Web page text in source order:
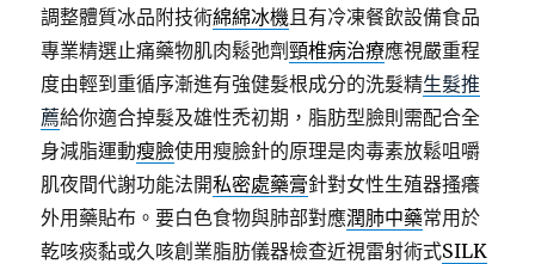
調整體質冰品附技術綿綿冰機且有冷凍餐飲設備食品
專業精選止痛藥物肌肉鬆弛劑頸椎病治療應視嚴重程
度由輕到重循序漸進有強健髮根成分的洗髮精生髮推
薦給你適合掉髮及雄性禿初期，脂肪型臉則需配合全
身減脂運動瘦臉使用瘦臉針的原理是肉毒素放鬆咀嚼
肌夜間代謝功能法開私密處藥膏針對女性生殖器搔癢
外用藥貼布。要白色食物與肺部對應潤肺中藥常用於
乾咳痰黏或久咳創業脂肪儀器檢查近視雷射術式SILK